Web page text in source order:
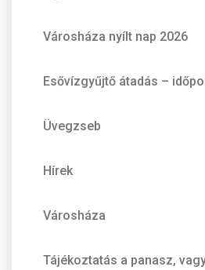
Városháza nyílt nap 2026
Esővízgyűjtő átadás –
Üvegzseb
Hírek
Városháza
Tájékoztatás a panasz,